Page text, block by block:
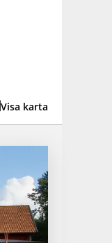
Visa karta